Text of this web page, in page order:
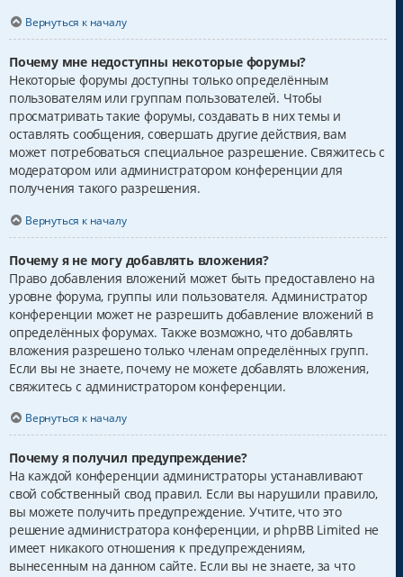
Вернуться к началу
Почему мне недоступны некоторые форумы?
Некоторые форумы доступны только определённым
пользователям или группам пользователей. Чтобы
просматривать такие форумы, создавать в них темы и
оставлять сообщения, совершать другие действия, вам
может потребоваться специальное разрешение. Свяжитесь с
модератором или администратором конференции для
получения такого разрешения.
Вернуться к началу
Почему я не могу добавлять вложения?
Право добавления вложений может быть предоставлено на
уровне форума, группы или пользователя. Администратор
конференции может не разрешить добавление вложений в
определённых форумах. Также возможно, что добавлять
вложения разрешено только членам определённых групп.
Если вы не знаете, почему не можете добавлять вложения,
свяжитесь с администратором конференции.
Вернуться к началу
Почему я получил предупреждение?
На каждой конференции администраторы устанавливают
свой собственный свод правил. Если вы нарушили правило,
вы можете получить предупреждение. Учтите, что это
решение администратора конференции, и phpBB Limited не
имеет никакого отношения к предупреждениям,
вынесенным на данном сайте. Если вы не знаете, за что